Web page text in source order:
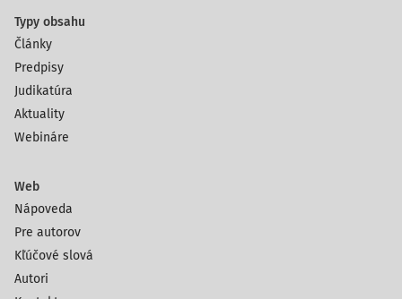
Typy obsahu
Články
Predpisy
Judikatúra
Aktuality
Webináre
Web
Nápoveda
Pre autorov
Kľúčové slová
Autori